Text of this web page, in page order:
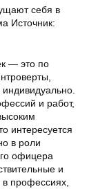
себя в
Источник:
— это по
и работ,
интересуется
в роли
офицера
и
профессиях,